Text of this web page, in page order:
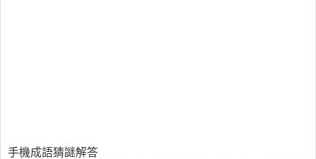
手機成語猜謎解答